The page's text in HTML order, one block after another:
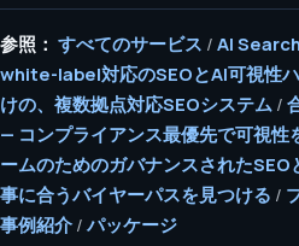
参照： すべてのサービス / AI Search
white-label対応のSEOとAI可視性
けの、複数拠点対応SEOシステム /
— コンプライアンス最優先で可視性
ームのためのガバナンスされたSEO
事に合うバイヤーパスを見つける /
事例紹介 / パッケージ